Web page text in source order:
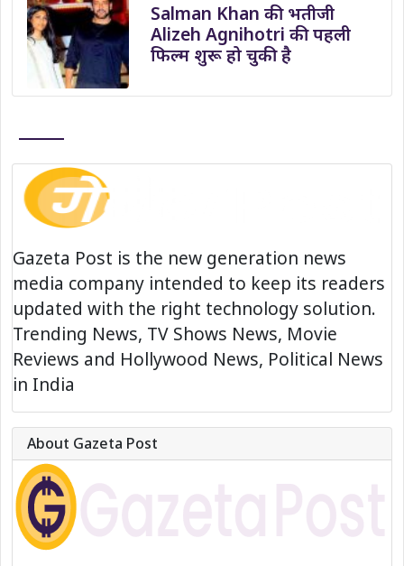
Salman Khan की भतीजी
Alizeh Agnihotri की पहली
फिल्म शुरू हो चुकी है
Gazeta Post is the new generation news
media company intended to keep its readers
updated with the right technology solution.
Trending News, TV Shows News, Movie
Reviews and Hollywood News, Political News
in India
About Gazeta Post